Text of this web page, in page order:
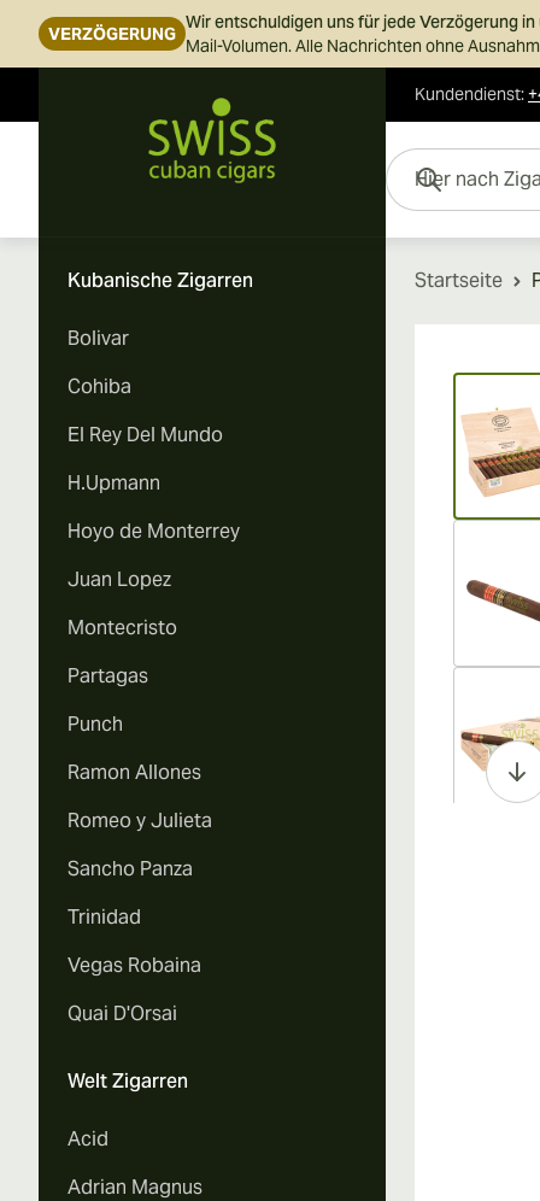
VERZÖGERUNG
Wir entschuldigen uns für jede Verzögerung
Mail-Volumen. Alle Nachrichten ohne
Kundendienst:
Hier nach Zigarren
Kubanische Zigarren
Bolivar
Cohiba
El Rey Del Mundo
H.Upmann
Hoyo de Monterrey
Juan Lopez
Montecristo
Partagas
Punch
Ramon Allones
Romeo y Julieta
Sancho Panza
Trinidad
Vegas Robaina
Quai D'Orsai
Welt Zigarren
Acid
Adrian Magnus
Startseite